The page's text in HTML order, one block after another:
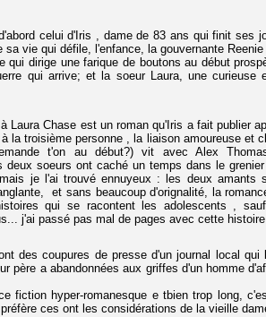
celui d'Iris , dame de 83 ans qui finit ses
vie qui défile, l'enfance, la gouvernante
qui dirige une farique de boutons au début
qui arrive; et la soeur Laura, une curieuse
Laura Chase est un roman qu'Iris a fait publier
la troisième personne , la liaison amoureuse et
t'on au début?) vit avec Alex
deux soeurs ont caché un temps dans le
je l'ai trouvé ennuyeux : les deux amants
et sans beaucoup d'orignalité, la
qui se racontent les adolescents ,
j'ai passé pas mal de pages avec cette
des coupures de presse d'un journal local qui
père a abandonnées aux griffes d'un homme
fiction hyper-romanesque e tbien trop long,
ces ont les considérations de la vieille